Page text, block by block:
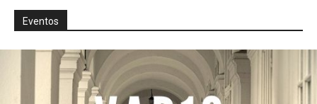
Eventos